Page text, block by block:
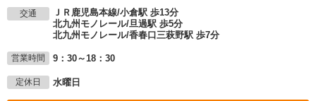
交通
ＪＲ鹿児島本線/小倉駅 歩13分
北九州モノレール/旦過駅 歩5分
北九州モノレール/香春口三萩野駅 歩7分
営業時間 9：30～18：30
定休日 水曜日